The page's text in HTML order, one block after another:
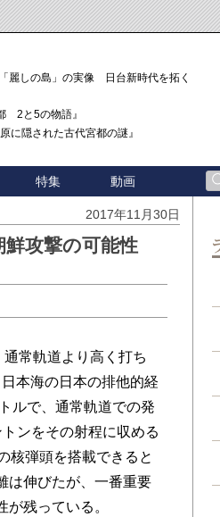
麗しの島」の実像 日台新時代を拓く「3
2と5の物語』
に隠された古代宮都の謎』
特集 動画
2017年11月30日
攻撃の可能性
常軌道より高く打ち
本海の日本の排他的経
ルで、通常軌道での発
ンをその射程に収める
核弾頭を搭載できると
は伸びたが、一番重要
残っている。